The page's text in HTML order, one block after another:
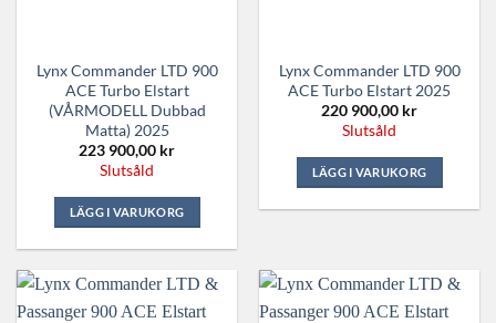
Lynx Commander LTD 900
ACE Turbo Elstart
(VÅRMODELL Dubbad
Matta) 2025
223 900,00 kr
Slutsåld
LÄGG I VARUKORG
Lynx Commander LTD 900
ACE Turbo Elstart 2025
220 900,00 kr
Slutsåld
LÄGG I VARUKORG